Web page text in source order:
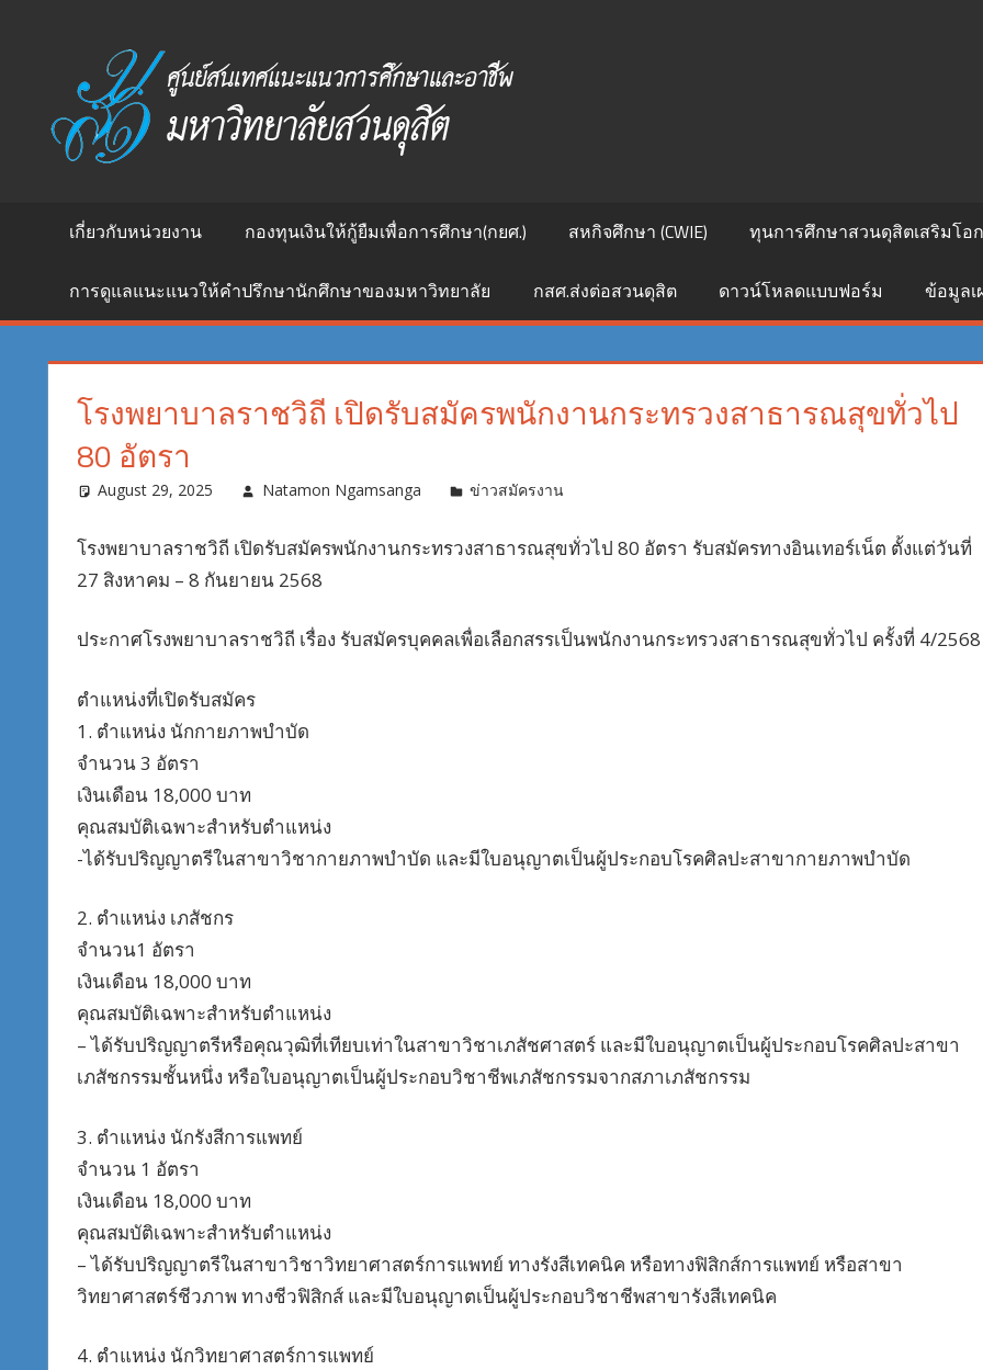
การ
ศึกษา
และ
อาชีพ
สนเทศ
แนะแนว
การ
ศึกษา
อาชีพ
เกี่ยวกับหน่วยงาน กองทุนเงินให้กู้ยืมเพื่อการศึกษา(กยศ.) สหกิจศึกษา (CWIE) ทุนการศึกษาสวนดุสิตเสริมโอ
การดูแลแนะแนวให้คำปรึกษานักศึกษาของมหาวิทยาลัย กสศ.ส่งต่อสวนดุสิต ดาวน์โหลดแบบฟอร์ม ข้อมูล
โรงพยาบาลราชวิถี เปิดรับสมัครพนักงานกระทรวงสาธารณสุขทั่วไป
80 อัตรา
August 29, 2025 Natamon Ngamsanga ข่าวสมัครงาน
โรงพยาบาลราชวิถี เปิดรับสมัครพนักงานกระทรวงสาธารณสุขทั่วไป 80 อัตรา รับสมัครทางอินเทอร์เน็ต ตั้งแต่วันที่
27 สิงหาคม – 8 กันยายน 2568
ประกาศโรงพยาบาลราชวิถี เรื่อง รับสมัครบุคคลเพื่อเลือกสรรเป็นพนักงานกระทรวงสาธารณสุขทั่วไป ครั้งที่ 4/2568
ตำแหน่งที่เปิดรับสมัคร
1. ตำแหน่ง นักกายภาพบำบัด
จำนวน 3 อัตรา
เงินเดือน 18,000 บาท
คุณสมบัติเฉพาะสำหรับตำแหน่ง
-ได้รับปริญญาตรีในสาขาวิชากายภาพบำบัด และมีใบอนุญาตเป็นผู้ประกอบโรคศิลปะสาขากายภาพบำบัด
2. ตำแหน่ง เภสัชกร
จำนวน1 อัตรา
เงินเดือน 18,000 บาท
คุณสมบัติเฉพาะสำหรับตำแหน่ง
– ได้รับปริญญาตรีหรือคุณวุฒิที่เทียบเท่าในสาขาวิชาเภสัชศาสตร์ และมีใบอนุญาตเป็นผู้ประกอบโรคศิลปะสาขา
เภสัชกรรมชั้นหนึ่ง หรือใบอนุญาตเป็นผู้ประกอบวิชาชีพเภสัชกรรมจากสภาเภสัชกรรม
3. ตำแหน่ง นักรังสีการแพทย์
จำนวน 1 อัตรา
เงินเดือน 18,000 บาท
คุณสมบัติเฉพาะสำหรับตำแหน่ง
– ได้รับปริญญาตรีในสาขาวิชาวิทยาศาสตร์การแพทย์ ทางรังสีเทคนิค หรือทางฟิสิกส์การแพทย์ หรือสาขา
วิทยาศาสตร์ชีวภาพ ทางชีวฟิสิกส์ และมีใบอนุญาตเป็นผู้ประกอบวิชาชีพสาขารังสีเทคนิค
4. ตำแหน่ง นักวิทยาศาสตร์การแพทย์